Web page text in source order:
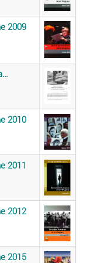
2009
2010
2011
2012
2015